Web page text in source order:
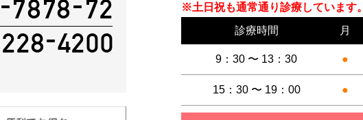
※土日祝も通常通り診療しています。
診療時間
月
9：30 〜 13：30 ●
15：30 〜 19：00 ●